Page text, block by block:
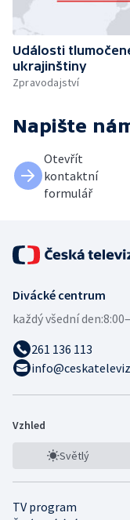
Události
ukrajinštiny
Zpravodajství
Napište
Otevřít
kontaktní
formulář
Divácké centrum
každý všední den:
261 136 113
Vzhled
Světlý
TV program